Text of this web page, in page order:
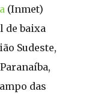
(Inmet)
de baixa
Sudeste,
das